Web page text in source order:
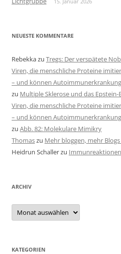
NEUESTE KOMMENTARE
Rebekkazu Tregs: Der verspätete
Viren, die menschliche Proteine
– und können
zu Multiple Sklerose und das Epstein-
Viren, die menschliche Proteine
– und können
zu Abb. 82: Molekulare Mimikry
Thomaszu Mehr bloggen, mehr
Heidrun Schallerzu Immunreaktionen
ARCHIV
Archiv
KATEGORIEN